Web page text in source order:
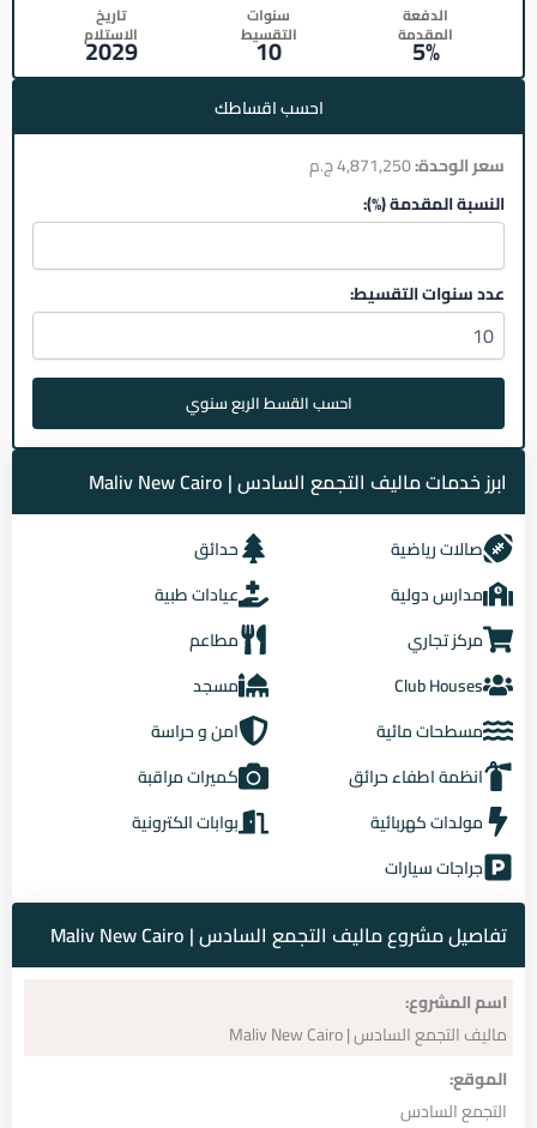
الدفعة
المقدمة
5%
سنوات
التقسيط
10
تاريخ
الاستلام
2029
احسب اقساطك
سعر الوحدة:
النسبة المقدمة (%):
عدد سنوات التقسيط:
احسب القسط الربع سنوي
ابرز خدمات ماليف التجمع السادس | Maliv New Cairo
صالات رياضية
حدائق
مدارس دولية
عيادات طبية
مركز تجاري
مطاعم
Club Houses
مسجد
مسطحات مائية
امن و حراسة
انظمة اطفاء حرائق
كميرات مراقبة
مولدات كهربائية
بوابات الكترونية
جراجات سيارات
تفاصيل مشروع ماليف التجمع السادس | Maliv New Cairo
اسم المشروع:
ماليف التجمع السادس | Maliv New Cairo
الموقع:
التجمع السادس